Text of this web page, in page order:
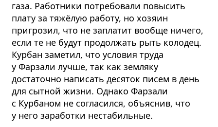
газа. Работники потребовали повысить
плату за тяжёлую работу, но хозяин
пригрозил, что не заплатит вообще ничего,
если те не будут продолжать рыть колодец.
Курбан заметил, что условия труда
у Фарзали лучше, так как земляку
достаточно написать десяток писем в день
для сытной жизни. Однако Фарзали
с Курбаном не согласился, объяснив, что
у него заработки нестабильные.